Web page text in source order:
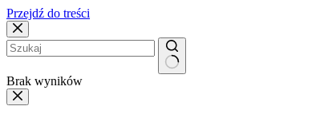
Przejdź do treści
Brak wyników